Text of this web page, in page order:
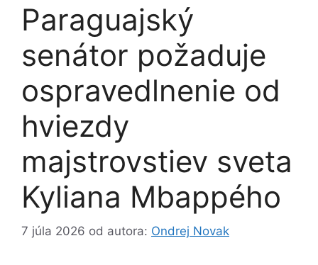
Paraguajský
senátor požaduje
ospravedlnenie od
hviezdy
majstrovstiev sveta
Kyliana Mbappého
7 júla 2026 od autora: Ondrej Novak